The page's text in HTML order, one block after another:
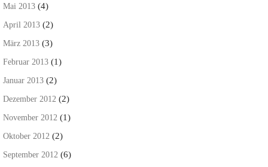
Mai 2013 (4)
April 2013 (2)
März 2013 (3)
Februar 2013 (1)
Januar 2013 (2)
Dezember 2012 (2)
November 2012 (1)
Oktober 2012 (2)
September 2012 (6)